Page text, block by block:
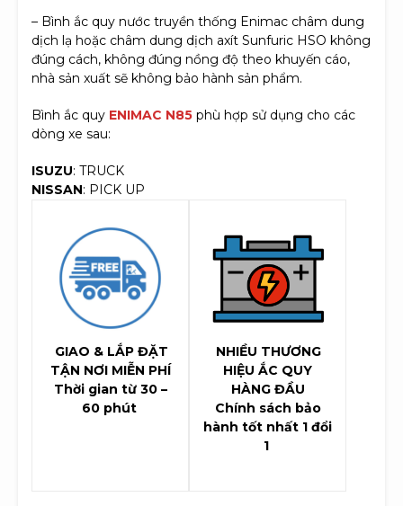
– Bình ắc quy nước truyền thống Enimac châm dung
dịch lạ hoặc châm dung dịch axít Sunfuric HSO không
đúng cách, không đúng nồng độ theo khuyến cáo,
nhà sản xuất sẽ không bảo hành sản phẩm.
Bình ắc quy ENIMAC N85 phù hợp sử dụng cho các
dòng xe sau:
ISUZU: TRUCK
NISSAN: PICK UP
GIAO & LẮP ĐẶT
TẬN NƠI MIỄN PHÍ
Thời gian từ 30 –
60 phút
NHIỀU THƯƠNG
HIỆU ẮC QUY
HÀNG ĐẦU
Chính sách bảo
hành tốt nhất 1 đổi
1